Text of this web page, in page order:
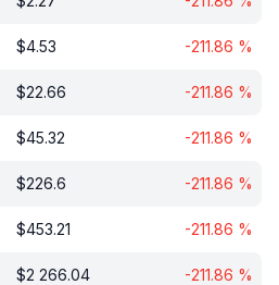
$4.53 -211.86 %
$22.66 -211.86 %
$45.32 -211.86 %
$226.6 -211.86 %
$453.21 -211.86 %
$2 266.04 -211.86 %